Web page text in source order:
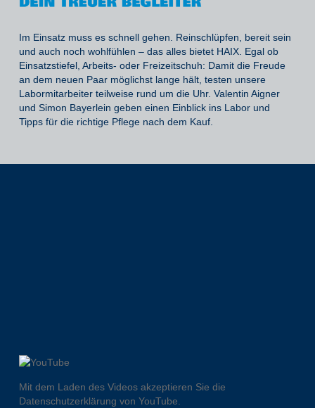
Im Einsatz muss es schnell gehen. Reinschlüpfen, bereit sein
und auch noch wohlfühlen – das alles bietet HAIX. Egal ob
Einsatzstiefel, Arbeits- oder Freizeitschuh: Damit die Freude
an dem neuen Paar möglichst lange hält, testen unsere
Labormitarbeiter teilweise rund um die Uhr. Valentin Aigner
und Simon Bayerlein geben einen Einblick ins Labor und
Tipps für die richtige Pflege nach dem Kauf.
Mit dem Laden des Videos akzeptieren Sie die
Datenschutzerklärung von YouTube.